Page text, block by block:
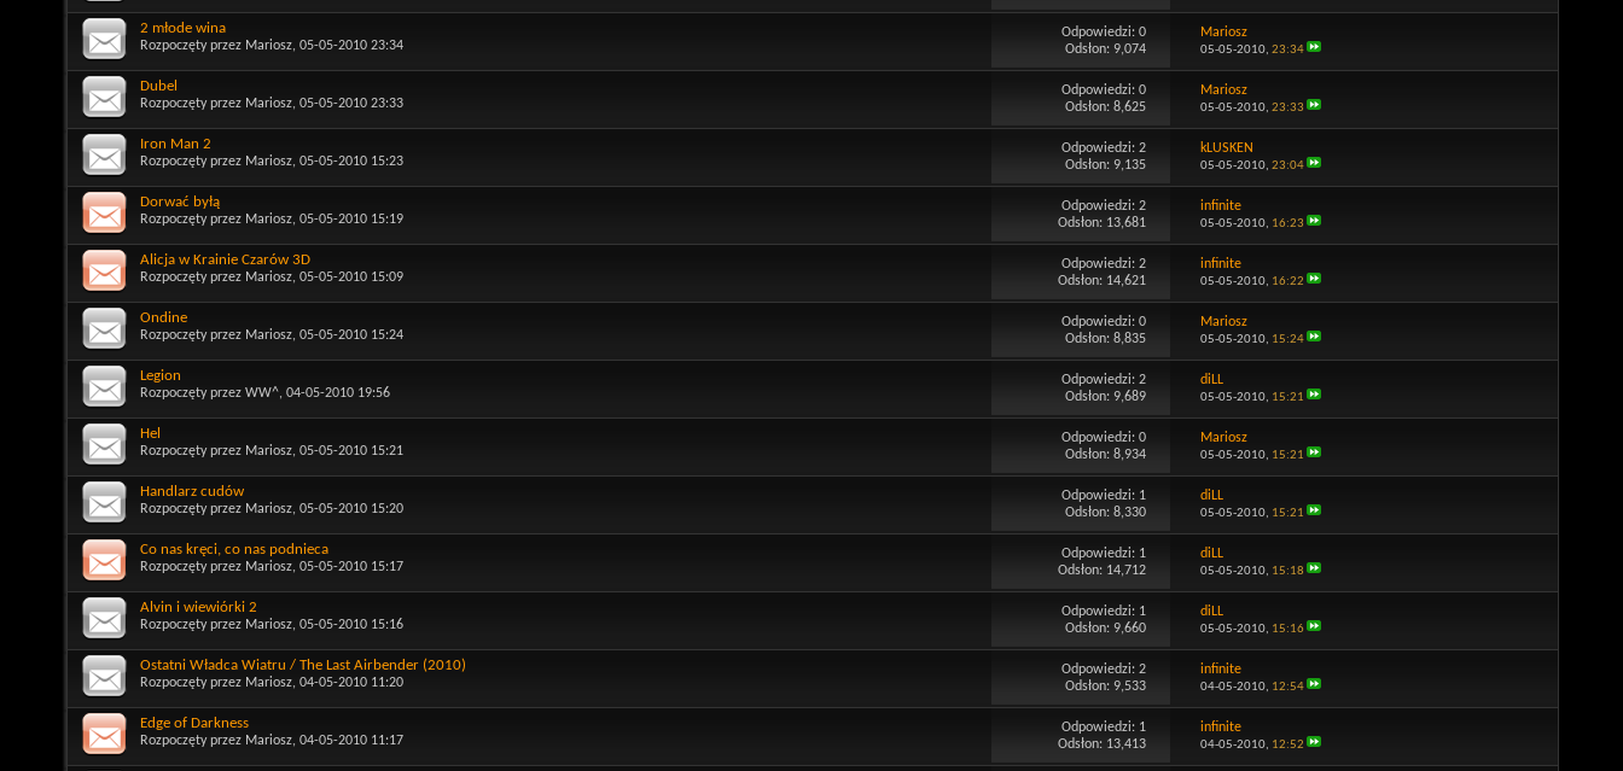
2 młode wina
Rozpoczęty przez Mariosz, 05-05-2010 23:34
Odpowiedzi:0
Odsłon: 9,074
Mariosz
05-05-2010, 23:34
Dubel
Rozpoczęty przez Mariosz, 05-05-2010 23:33
Odpowiedzi:0
Odsłon: 8,625
Mariosz
05-05-2010, 23:33
Iron Man 2
Rozpoczęty przez Mariosz, 05-05-2010 15:23
Odpowiedzi:2
Odsłon: 9,135
kLUSKEN
05-05-2010, 23:04
Dorwać byłą
Rozpoczęty przez Mariosz, 05-05-2010 15:19
Odpowiedzi:2
Odsłon: 13,681
infinite
05-05-2010, 16:23
Alicja w Krainie Czarów 3D
Rozpoczęty przez Mariosz, 05-05-2010 15:09
Odpowiedzi:2
Odsłon: 14,621
infinite
05-05-2010, 16:22
Ondine
Rozpoczęty przez Mariosz, 05-05-2010 15:24
Odpowiedzi:0
Odsłon: 8,835
Mariosz
05-05-2010, 15:24
Legion
Rozpoczęty przez WW^, 04-05-2010 19:56
Odpowiedzi:2
Odsłon: 9,689
diLL
05-05-2010, 15:21
Hel
Rozpoczęty przez Mariosz, 05-05-2010 15:21
Odpowiedzi:0
Odsłon: 8,934
Mariosz
05-05-2010, 15:21
Handlarz cudów
Rozpoczęty przez Mariosz, 05-05-2010 15:20
Odpowiedzi: 1
Odsłon: 8,330
diLL
05-05-2010, 15:21
Co nas kręci, co nas podnieca
Rozpoczęty przez Mariosz, 05-05-2010 15:17
Odpowiedzi: 1
Odsłon: 14,712
diLL
05-05-2010, 15:18
Alvin i wiewiórki 2
Rozpoczęty przez Mariosz, 05-05-2010 15:16
Odpowiedzi: 1
Odsłon: 9,660
diLL
05-05-2010, 15:16
Ostatni Władca Wiatru / The Last Airbender (2010)
Rozpoczęty przez Mariosz, 04-05-2010 11:20
Odpowiedzi:2
Odsłon: 9,533
infinite
04-05-2010, 12:54
Edge of Darkness
Rozpoczęty przez Mariosz, 04-05-2010 11:17
Odpowiedzi: 1
Odsłon: 13,413
infinite
04-05-2010, 12:52